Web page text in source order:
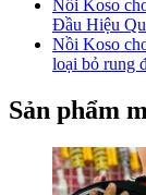
Nồi Koso
Đầu Hiệu
Nồi Koso
loại bỏ rung
Sản phẩm